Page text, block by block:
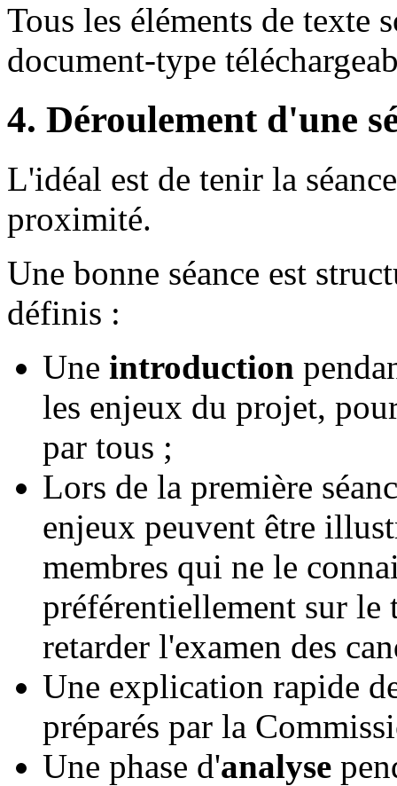
Tous les éléments de texte
document-type
4. Déroulement d'une
L'idéal est de tenir la
proximité.
Une bonne séance est
définis :
Une introduction
les enjeux du projet,
par tous ;
Lors de la première
enjeux peuvent être
membres qui ne le
préférentiellement sur le
retarder l'examen des
Une explication rapide
préparés par la
Une phase d'analyse